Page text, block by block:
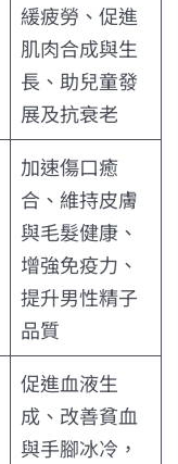
緩疲勞、促進
肌肉合成與生
長、助兒童發
展及抗衰老
加速傷口癒
合、維持皮膚
與毛髮健康、
增強免疫力、
提升男性精子
品質
促進血液生
成、改善貧血
與手腳冰冷，